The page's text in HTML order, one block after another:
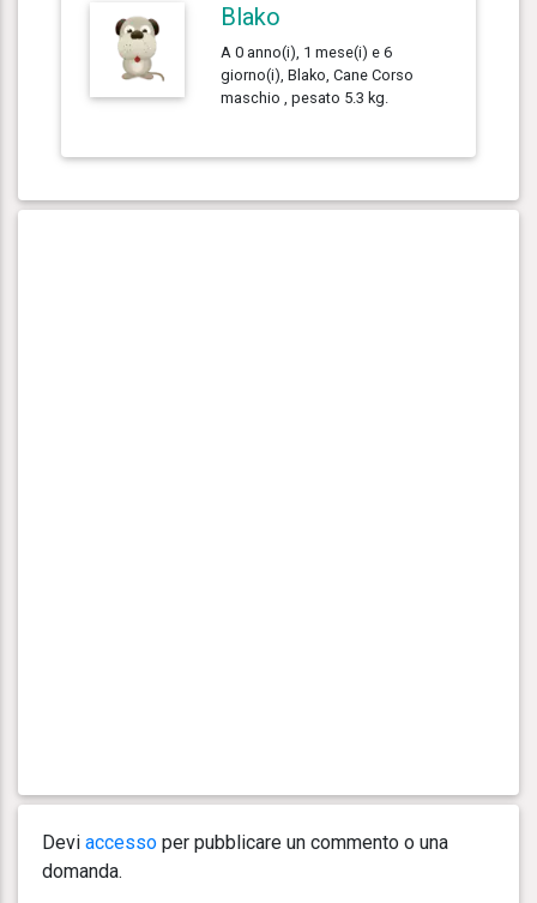
Blako
A 0 anno(i), 1 mese(i) e 6
giorno(i), Blako, Cane Corso
maschio , pesato 5.3 kg.
Devi accesso per pubblicare un commento o una
domanda.